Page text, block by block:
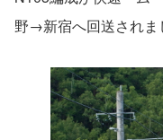
野→新宿へ回送されま